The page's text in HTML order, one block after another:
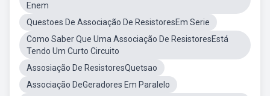
Enem
Questoes De Associação De ResistoresEm Serie
Como Saber Que Uma Associação De ResistoresEstá
Tendo Um Curto Circuito
Assosiação De ResistoresQuetsao
Associação DeGeradores Em Paralelo